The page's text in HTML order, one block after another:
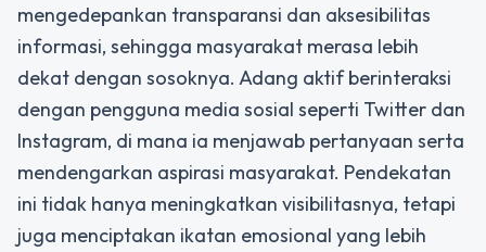
mengedepankan transparansi dan aksesibilitas
informasi, sehingga masyarakat merasa lebih
dekat dengan sosoknya. Adang aktif berinteraksi
dengan pengguna media sosial seperti Twitter dan
Instagram, di mana ia menjawab pertanyaan serta
mendengarkan aspirasi masyarakat. Pendekatan
ini tidak hanya meningkatkan visibilitasnya, tetapi
juga menciptakan ikatan emosional yang lebih